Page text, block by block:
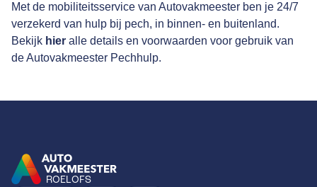
Met de mobiliteitsservice van Autovakmeester ben je 24/7
verzekerd van hulp bij pech, in binnen- en buitenland.
Bekijk hier alle details en voorwaarden voor gebruik van
de Autovakmeester Pechhulp.
ROELOFS